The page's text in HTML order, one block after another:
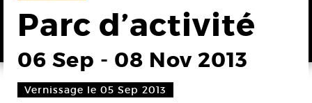
Parc d’activité
06 Sep - 08 Nov 2013
Vernissage le 05 Sep 2013